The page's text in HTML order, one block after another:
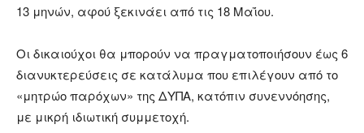
13 μηνών, αφού ξεκινάει από τις 18 Μαΐου.
Οι δικαιούχοι θα μπορούν να πραγματοποιήσουν έως 6
διανυκτερεύσεις σε κατάλυμα που επιλέγουν από το
«μητρώο παρόχων» της ΔΥΠΑ, κατόπιν συνεννόησης,
με μικρή ιδιωτική συμμετοχή.